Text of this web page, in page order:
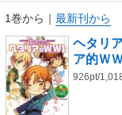
1巻から ｜ 最新刊から
ヘタリ
ア的Ｗ
926pt/